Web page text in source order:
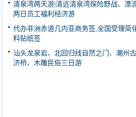
清泉湾两天游|清远清泉湾探险野战、漂
两日员工福利经济游
代办非洲赤道几内亚商务签,全国受理简
料贴纸签
汕头龙泉岩、北回归线自然之门、潮州
济桥、木雕民俗三日游